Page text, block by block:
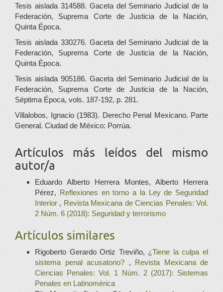
Tesis aislada 314588. Gaceta del Seminario Judicial de la
Federación, Suprema Corte de Justicia de la Nación,
Quinta Época.
Tesis aislada 330276. Gaceta del Seminario Judicial de la
Federación, Suprema Corte de Justicia de la Nación,
Quinta Época.
Tesis aislada 905186. Gaceta del Seminario Judicial de la
Federación, Suprema Corte de Justicia de la Nación,
Séptima Época, vols. 187-192, p. 281.
Villalobos, Ignacio (1983). Derecho Penal Mexicano. Parte
General. Ciudad de México: Porrúa.
Artículos más leídos del mismo
autor/a
Eduardo Alberto Herrera Montes, Alberto Herrera
Pérez, Reflexiones en torno a la Ley de Seguridad
Interior , Revista Mexicana de Ciencias Penales: Vol.
2 Núm. 6 (2018): Seguridad y terrorismo
Artículos similares
Rigoberto Gerardo Ortiz Treviño, ¿Tiene la culpa el
sistema penal acusatorio? , Revista Mexicana de
Ciencias Penales: Vol. 1 Núm. 2 (2017): Sistemas
Penales en Latinomérica